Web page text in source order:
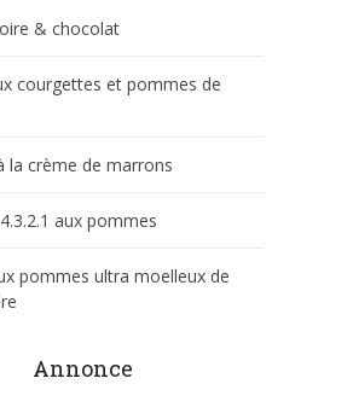
& chocolat
courgettes et pommes de
la crème de marrons
aux pommes
pommes ultra moelleux de
Annonce